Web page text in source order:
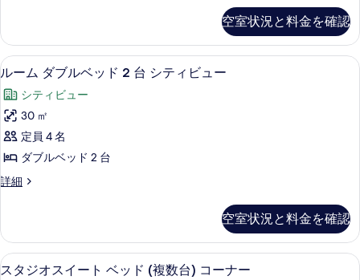
真
を
表
示
す
る
ル
ー
ム
の
す
べ
て
の
を
表
1
ベ
ッ
ル
ー
の
詳
空室状況と料金を確認
ル
ー
ム
ダ
ブ
ル
ベ
ド
2
台
8
ルーム ダブルベッド 2 台 シティビュー
シティビュー
30 ㎡
定員 4 名
ダブルベッド 2 台
詳細
ル
ブ
ル
ベ
空室状況と料金を確認
ス
スタジオスイート ベッド (複数台)
5
スタジオスイート ベッド (複数台) コーナー